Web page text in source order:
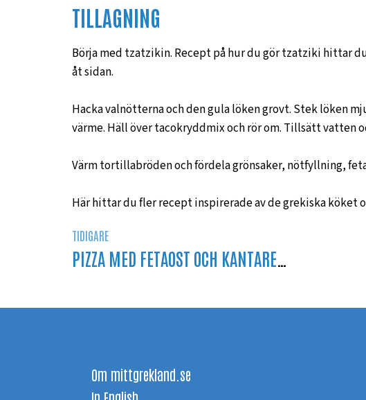
TILLAGNING
Börja med tzatzikin. Recept på hur du gör tzatziki hittar
åt sidan.
Hacka valnötterna och den gula löken grovt. Stek löken
värme. Häll över tacokryddmix och rör om. Tillsätt vatten
Värm tortillabröden och fördela grönsaker, nötfyllning,
Här hittar du fler recept inspirerade av de grekiska köket
TIDIGARE
Om mittgrekland.se